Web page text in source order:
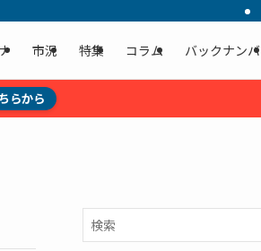
市況 特集 コラム バックナンバ
らから